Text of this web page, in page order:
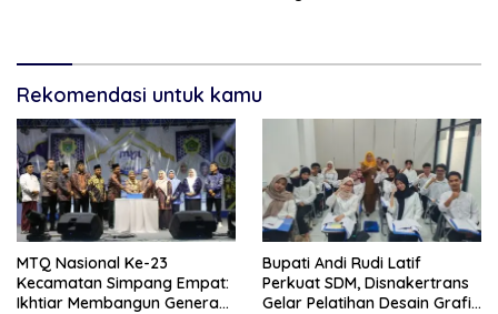
Rekomendasi untuk kamu
MTQ Nasional Ke-23
Kecamatan Simpang Empat:
Ikhtiar Membangun Generasi
Bupati Andi Rudi Latif
Perkuat SDM, Disnakertrans
Gelar Pelatihan Desain Grafis